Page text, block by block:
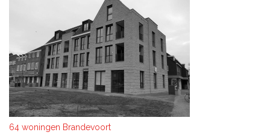
64 woningen Brandevoort